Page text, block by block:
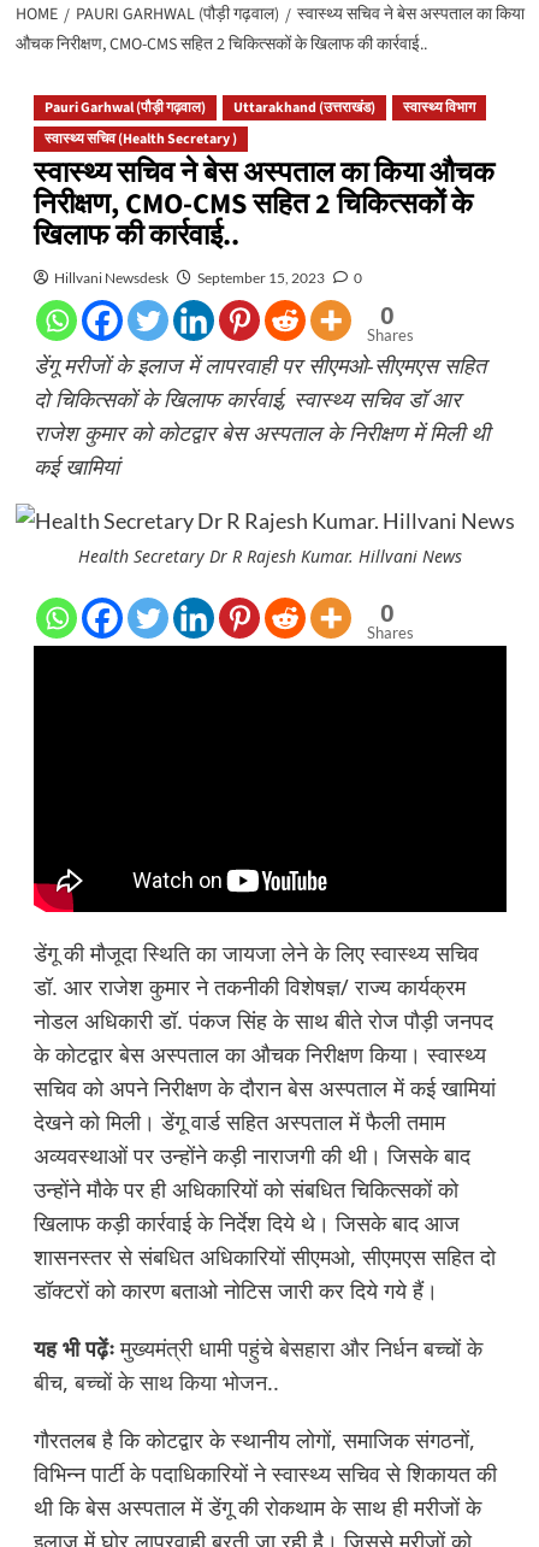
HOME PAURI GARHWAL (पौड़ी गढ़वाल)
स्वास्थ्य सचिव ने बेस अस्पताल का किया
औचक निरीक्षण, CMO-CMS सहित 2 चिकित्सकों के खिलाफ की कार्रवाई..
Pauri Garhwal (पौड़ी गढ़वाल) Uttarakhand (उत्तराखंड)
स्वास्थ्य विभाग
स्वास्थ्य सचिव (Health Secretary )
स्वास्थ्य सचिव ने बेस अस्पताल का किया औचक
निरीक्षण, CMO-CMS सहित 2 चिकित्सकों के
खिलाफ की कार्रवाई..
Hillvani Newsdesk September 15, 2023 0
0
Shares
डेंगू मरीजों के इलाज में लापरवाही पर सीएमओ-सीएमएस सहित
दो चिकित्सकों के खिलाफ कार्रवाई, स्वास्थ्य सचिव डॉ आर
राजेश कुमार को कोटद्वार बेस अस्पताल के निरीक्षण में मिली थी
कई खामियां
Health Secretary Dr R Rajesh Kumar. Hillvani News
0
Shares
डेंगू की मौजूदा स्थिति का जायजा लेने के लिए स्वास्थ्य सचिव
डॉ. आर राजेश कुमार ने तकनीकी विशेषज्ञ/ राज्य कार्यक्रम
नोडल अधिकारी डॉ. पंकज सिंह के साथ बीते रोज पौड़ी जनपद
के कोटद्वार बेस अस्पताल का औचक निरीक्षण किया। स्वास्थ्य
सचिव को अपने निरीक्षण के दौरान बेस अस्पताल में कई खामियां
देखने को मिली। डेंगू वार्ड सहित अस्पताल में फैली तमाम
अव्यवस्थाओं पर उन्होंने कड़ी नाराजगी की थी। जिसके बाद
उन्होंने मौके पर ही अधिकारियों को संबधित चिकित्सकों को
खिलाफ कड़ी कार्रवाई के निर्देश दिये थे। जिसके बाद आज
शासनस्तर से संबधित अधिकारियों सीएमओ, सीएमएस सहित दो
डॉक्टरों को कारण बताओ नोटिस जारी कर दिये गये हैं।
यह भी पढ़ेंः मुख्यमंत्री धामी पहुंचे बेसहारा और निर्धन बच्चों के
बीच, बच्चों के साथ किया भोजन..
गौरतलब है कि कोटद्वार के स्थानीय लोगों, समाजिक संगठनों,
विभिन्न पार्टी के पदाधिकारियों ने स्वास्थ्य सचिव से शिकायत की
थी कि बेस अस्पताल में डेंगू की रोकथाम के साथ ही मरीजों के
इलाज में घोर लापरवाही बरती जा रही है। जिससे मरीजों को